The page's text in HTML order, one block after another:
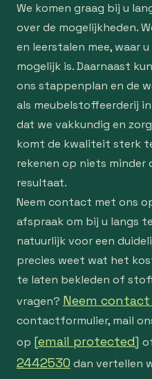
We komen graag bij u
over de mogelijkheden.
en leerstalen mee, waar
mogelijk is. Daarnaast
ons stappenplan en de
als meubelstoffeerderij
dat we vakkundig en
komt de kwaliteit sterk
rekenen op niets minder
resultaat.
Neem contact met ons
afspraak om bij u langs
natuurlijk voor een
precies weet wat het
te laten bekleden of
vragen? Neem
contactformulier, mail
op [email protected]
2442530 dan vertellen